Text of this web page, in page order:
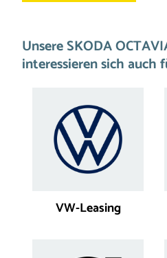
Unsere SKODA
interessieren sich auch
VW-Leasing